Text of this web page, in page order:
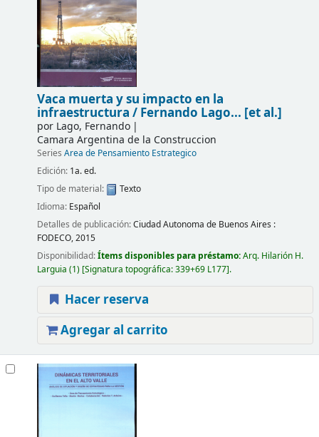
Vaca muerta y su impacto en la
infraestructura / Fernando Lago... [et al.]
por Lago, Fernando
Camara Argentina de la Construccion
Series Area de Pensamiento Estrategico
Edición: 1a. ed.
Tipo de material:
Texto
Idioma: Español
Detalles de publicación:Ciudad Autonoma de Buenos Aires :
FODECO,2015
Disponibilidad:Ítems disponibles para préstamo:Arq. Hilarión H.
Larguia (1) Signatura topográfica:339+69 L177 .
Hacer reserva
Agregar al carrito